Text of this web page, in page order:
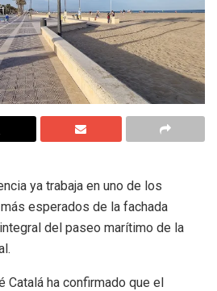
ya trabaja en uno de los
esperados de la fachada
del paseo marítimo de la
Catalá ha confirmado que el